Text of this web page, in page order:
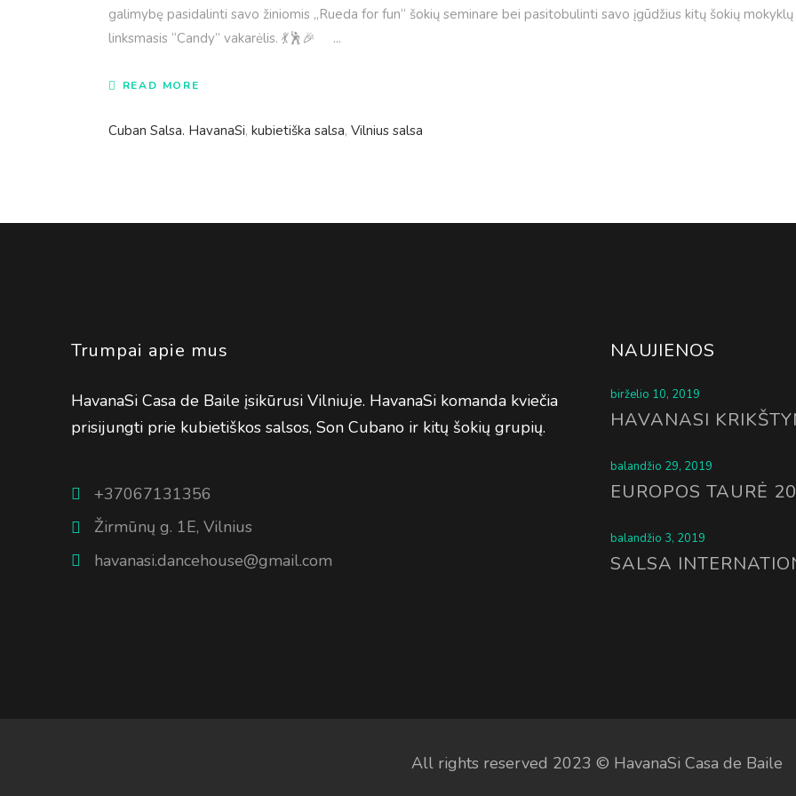
galimybę pasidalinti savo žiniomis „Rueda for fun“ šokių seminare bei pasitobulinti savo įgūdžius kitų šokių
linksmasis “Candy” vakarėlis. 💃🕺🎉
READ MORE
Cuban Salsa. HavanaSi, kubietiška salsa, Vilnius salsa
Trumpai apie mus
HavanaSi Casa de Baile įsikūrusi Vilniuje. HavanaSi komanda kviečia
prisijungti prie kubietiškos salsos, Son Cubano ir kitų šokių grupių.
+37067131356
Žirmūnų g. 1E, Vilnius
havanasi.dancehouse@gmail.com
NAUJIENOS
birželio 10, 2019
HAVANASI
balandžio 29, 2019
EUROPOS TAURĖ
balandžio 3, 2019
SALSA
All rights reserved 2023 © HavanaSi Casa de Baile